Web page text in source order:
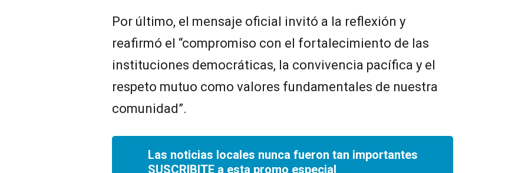
Por último, el mensaje oficial invitó a la reflexión y
reafirmó el “compromiso con el fortalecimiento de las
instituciones democráticas, la convivencia pacífica y el
respeto mutuo como valores fundamentales de nuestra
comunidad”.
Las noticias locales nunca fueron tan importantes
SUSCRIBITE a esta promo especial